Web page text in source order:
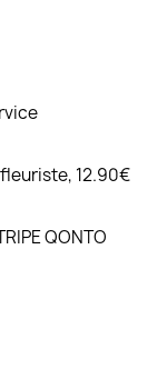
12.90€
QONTO